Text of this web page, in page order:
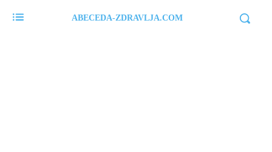
ABECEDA-ZDRAVLJA.COM